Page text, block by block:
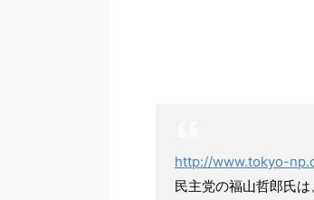
http://www.tokyo-
民主党の福山哲郎氏